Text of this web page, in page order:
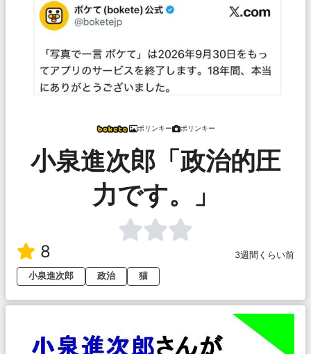
ポリンキー ポリンキー
小泉進次郎「政治的圧
力です。」
8
3週間くらい前
小泉進次郎
政治 猫